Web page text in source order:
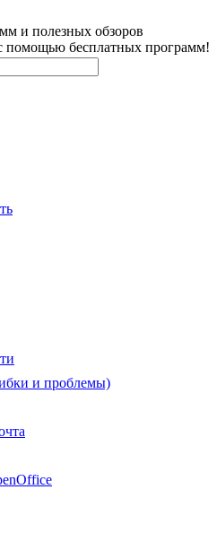
и полезных обзоров
помощью бесплатных программ!
и проблемы)